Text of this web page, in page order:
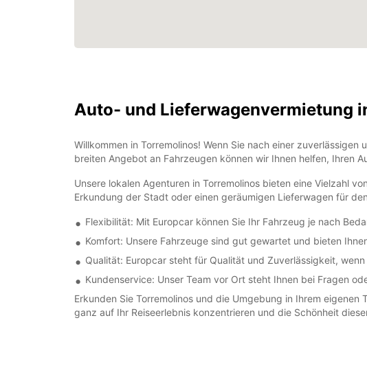
Auto- und Lieferwagenvermietung
Willkommen in Torremolinos! Wenn Sie nach einer
breiten Angebot an Fahrzeugen können wir Ihnen helfen, Ihren
Unsere lokalen Agenturen in Torremolinos bieten eine Vielzahl
Erkundung der Stadt oder einen geräumigen Lieferwagen für
Flexibilität: Mit Europcar können Sie Ihr Fahrzeug je nach
Komfort: Unsere Fahrzeuge sind gut gewartet und bieten
Qualität: Europcar steht für Qualität und Zuverlässigkeit,
Kundenservice: Unser Team vor Ort steht Ihnen bei Fragen
Erkunden Sie Torremolinos und die Umgebung in Ihrem
ganz auf Ihr Reiseerlebnis konzentrieren und die Schönheit